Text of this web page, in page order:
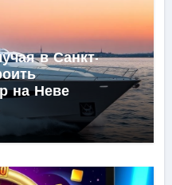
в Санкт-
на Неве